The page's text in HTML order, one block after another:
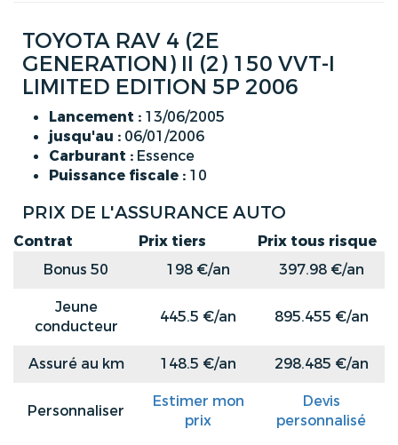
TOYOTA RAV 4 (2E
GENERATION) II (2) 150 VVT-I
LIMITED EDITION 5P 2006
Lancement : 13/06/2005
jusqu'au : 06/01/2006
Carburant : Essence
Puissance fiscale : 10
PRIX DE L'ASSURANCE AUTO
Contrat Prix tiers
Prix tous risque
Bonus 50
198 €/an
397.98 €/an
Jeune
conducteur
445.5 €/an 895.455 €/an
Assuré au km 148.5 €/an 298.485 €/an
Personnaliser
Estimer mon
prix
Devis
personnalisé